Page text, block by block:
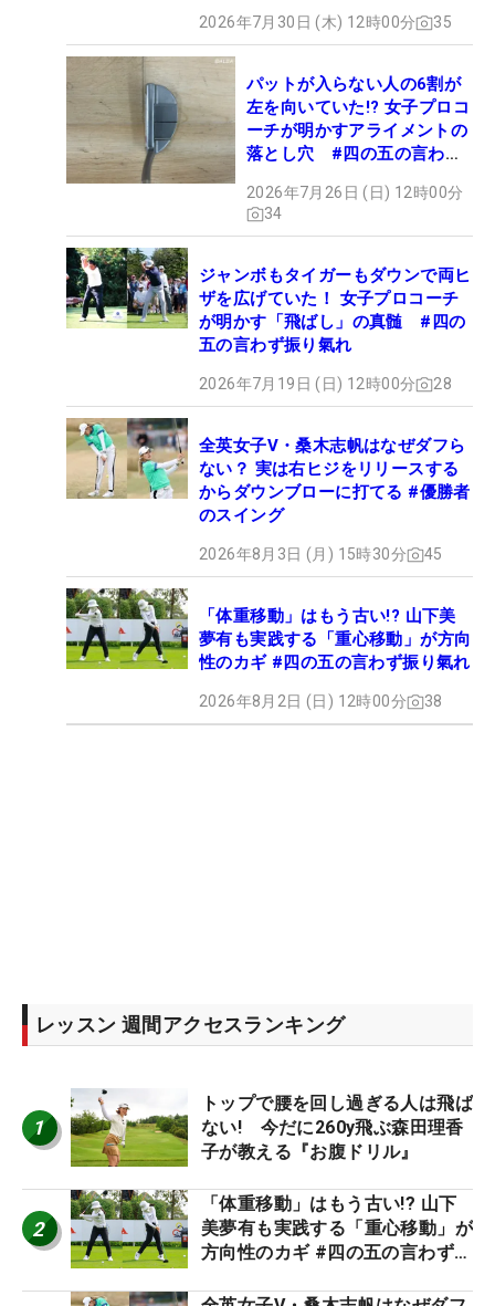
2026年7月30日 (木) 12時00分 35
パットが入らない人の6割が
左を向いていた!? 女子プロコ
ーチが明かすアライメントの
落とし穴 #四の五の言わず
2026年7月26日 (日) 12時00分
34
ジャンボもタイガーもダウンで両ヒ
ザを広げていた！ 女子プロコーチ
が明かす「飛ばし」の真髄 #四の
五の言わず振り氣れ
2026年7月19日 (日) 12時00分 28
全英女子V・桑木志帆はなぜダフら
ない？ 実は右ヒジをリリースする
からダウンブローに打てる #優勝者
のスイング
2026年8月3日 (月) 15時30分 45
「体重移動」はもう古い!? 山下美
夢有も実践する「重心移動」が方向
性のカギ #四の五の言わず振り氣れ
2026年8月2日 (日) 12時00分 38
レッスン 週間アクセスランキング
1
トップで腰を回し過ぎる人は飛ば
ない! 今だに260y飛ぶ森田理香
子が教える『お腹ドリル』
2
「体重移動」はもう古い!? 山下
美夢有も実践する「重心移動」が
方向性のカギ #四の五の言わず振